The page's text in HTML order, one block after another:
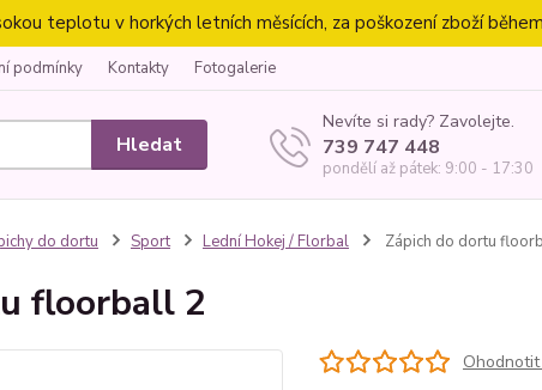
teplotu v horkých letních měsících, za poškození zboží
podmínky Kontakty Fotogalerie
Hledat
Nevíte si rady? Zavolejte.
739 747 448
pondělí až pátek: 9:00 - 17:30
do dortu Sport Lední Hokej / Florbal Zápich do dortu
floorball 2